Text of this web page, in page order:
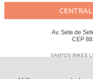
Av. Sete de
CEP
SANTOS BIKES